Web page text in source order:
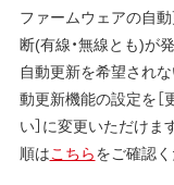
ファームウェアの自
断(有線・無線とも)が
自動更新を希望され
動更新機能の設定を［
い］に変更いただけ
順はこちらをご確認く